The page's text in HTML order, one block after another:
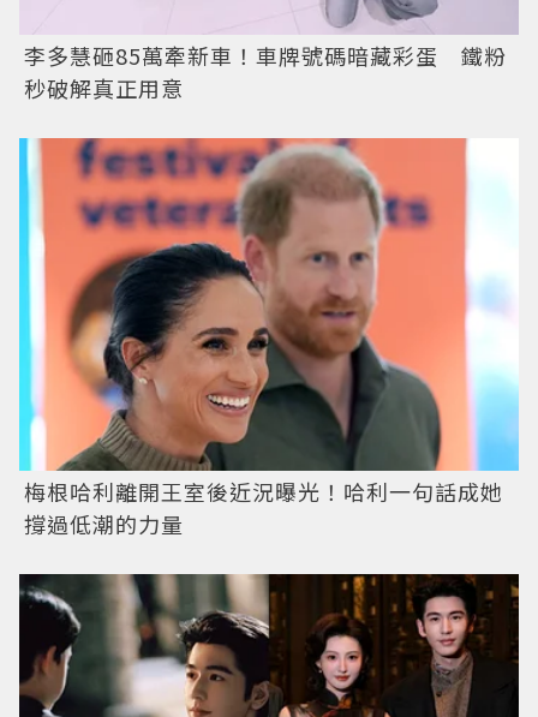
李多慧砸85萬牽新車！車牌號碼暗藏彩蛋 鐵粉
秒破解真正用意
梅根哈利離開王室後近況曝光！哈利一句話成她
撐過低潮的力量